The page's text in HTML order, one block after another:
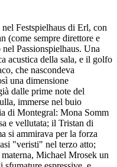
Festspielhaus di Erl, con
(come sempre direttore e
Passionspielhaus. Una
acustica della sala, e il golfo
che nascondeva
una dimensione
dalle prime note del
immerse nel buio
di Montegral: Mona Somm
e vellutata; il Tristan di
si ammirava per la forza
"veristi" nel terzo atto;
Michael Mrosek un